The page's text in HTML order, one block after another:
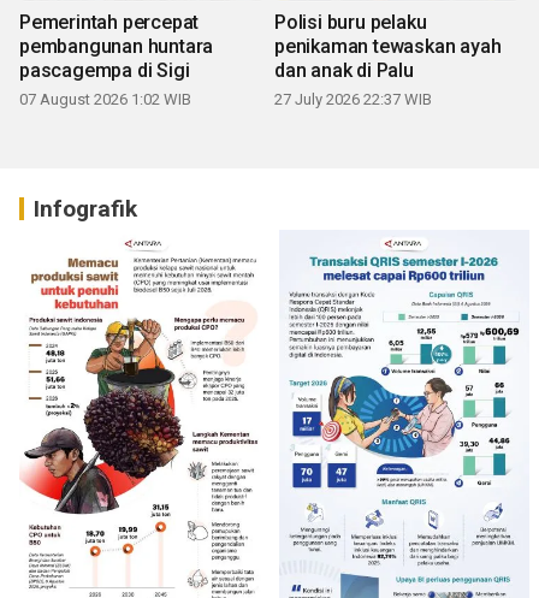
Pemerintah percepat
pembangunan huntara
pascagempa di Sigi
07 August 2026 1:02 WIB
Polisi buru pelaku
penikaman tewaskan ayah
dan anak di Palu
27 July 2026 22:37 WIB
Infografik